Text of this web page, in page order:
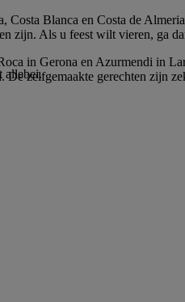
Blanca en Costa de
zijn. Als u feest wilt vieren, ga
in Gerona en Azurmendi in
zelfgemaakte gerechten zijn
allebei.